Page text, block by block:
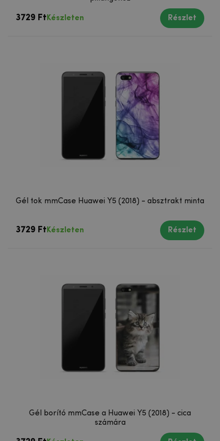
3729 Ft Készleten Részlet
Gél tok mmCase Huawei Y5 (2018) - absztrakt minta
3729 Ft Készleten Részlet
Gél borító mmCase a Huawei Y5 (2018) - cica
számára